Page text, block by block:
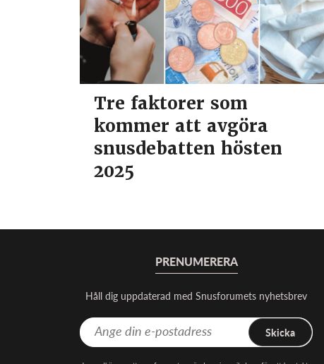
Tre faktorer som
kommer att avgöra
snusdebatten hösten
2025
PRENUMERERA
Håll dig uppdaterad med Snusforumets nyhetsbrev
Skicka